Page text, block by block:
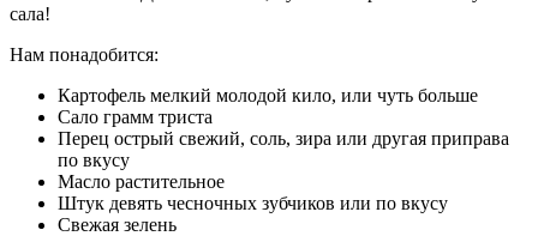
сала!
Нам понадобится:
Картофель мелкий молодой кило, или чуть больше
Сало грамм триста
Перец острый свежий, соль, зира или другая приправа
по вкусу
Масло растительное
Штук девять чесночных зубчиков или по вкусу
Свежая зелень